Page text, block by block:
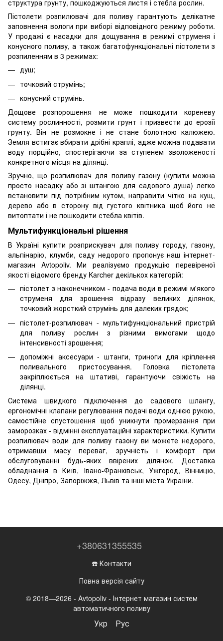
структура грунту, пошкоджуються листя і стебла рослин.
Пістолети розпилювачі для поливу гарантують делікатне
заповнення вологи при виборі відповідного режиму роботи.
У продажі є насадки для дощування в режимі струменя і
конусного поливу, а також багатофункціональні пістолети з
розпиленням в 3 режимах:
душ;
точковий струмінь;
конусний струмінь.
Дощове розпорошення не може пошкодити кореневу
систему рослинності, розмити грунт і призвести до ерозії
грунту. Він не розмокне і не стане болотною калюжею.
Земля встигає вбирати дрібні краплі, адже можна подавати
воду порційно, спостерігаючи за ступенем зволоженості
конкретного місця на ділянці.
Зручно, що розпилювач для поливу газону (купити можна
просто насадку або зі штангою для садового душа) легко
встановити під потрібним кутом, направити чітко на кущ,
дерево або в сторону від густого квітника щоб його не
витоптати і не пошкодити стебла квітів.
Мультифункціональні рішення
В Україні купити розприскувач для поливу городу, газону,
альпінарію, клумби, саду недорого пропонує наш інтернет-
магазин Avtopoliv. Ми реалізуємо продукцію перевіреної
якості відомого бренду Karcher декількох категорій:
пістолет з наконечником - подача води в режимі м'якого
струменя для зрошення відразу великих ділянок,
точковий жорсткий струмінь для далеких грядок;
пістолет-розпилювач - мультифункціональний пристрій
для поливу рослин з різними вимогами щодо
інтенсивності зрошення;
допоміжні аксесуари - штанги, триноги для кріплення
поливального пристосування. Головка пістолета
закріплюється на штативі, гарантуючи свіжість на
ділянці.
Система швидкого підключення до садового шлангу,
ергономічні клапани регулювання подачі води однією рукою,
самостійне спустошення щоб уникнути промерзання при
заморозках - відмінні експлуатаційні характеристики. Купити
розпилювач води для поливу газону ви можете недорого,
отримавши масу переваг, зручність і комфорт при
обслуговуванні будь-яких ввірених ділянок. Доставка
обладнання в Київ, Івано-Франківськ, Ужгород, Вінницю,
Одесу, Дніпро, Запоріжжя, Львів та інші міста України.
+380631355535
☎️ Контакти
Повна версія сайту
© 2018—2026 - Avtopoliv - Інтернет магазин систем
автоматичного поливу
Укр Рус